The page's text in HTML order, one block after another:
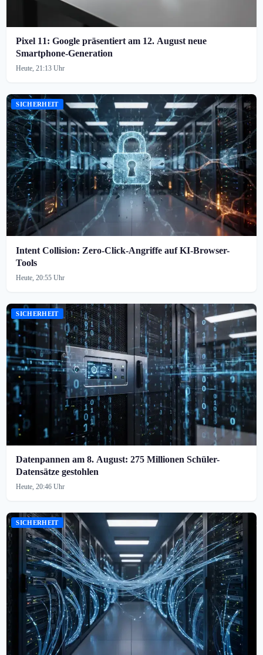
Pixel 11: Google präsentiert am 12. August neue
Smartphone-Generation
Heute, 21:13 Uhr
SICHERHEIT
Intent Collision: Zero-Click-Angriffe auf KI-Browser-
Tools
Heute, 20:55 Uhr
SICHERHEIT
Datenpannen am 8. August: 275 Millionen Schüler-
Datensätze gestohlen
Heute, 20:46 Uhr
SICHERHEIT